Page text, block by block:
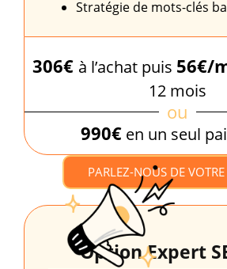
Stratégie de mots-clés
306€ à l’achat puis 56€/
12 mois
ou
990€en un seul
PARLEZ-NOUS DE VOTRE
Option Expert